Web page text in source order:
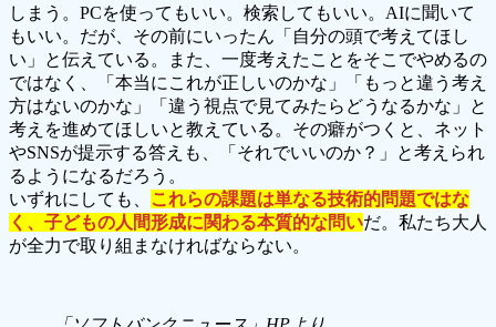
しまう。PCを使ってもいい。検索してもいい。AIに聞いて
もいい。だが、その前にいったん「自分の頭で考えてほし
い」と伝えている。また、一度考えたことをそこでやめるの
ではなく、「本当にこれが正しいのかな」「もっと違う考え
方はないのかな」「違う視点で見てみたらどうなるかな」と
考えを進めてほしいと教えている。その癖がつくと、ネット
やSNSが提示する答えも、「それでいいのか？」と考えられ
るようになるだろう。
いずれにしても、
これらの課題は単なる技術的問題ではな
く、子どもの人間形成に関わる本質的な問いだ。私たち大人
が全力で取り組まなければならない。